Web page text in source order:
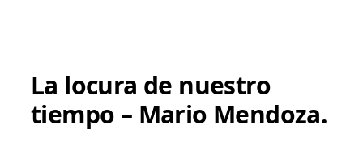
La locura de nuestro
tiempo – Mario Mendoza.